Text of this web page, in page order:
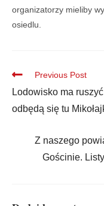
organizatorzy mieliby
osiedlu.
Previous Post
Lodowisko ma
odbędą się tu
Z naszego
Gościnie.